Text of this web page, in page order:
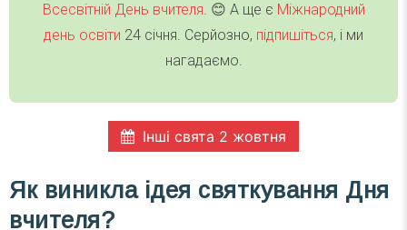
Всесвітній День вчителя. 😊 А ще є Міжнародний
день освіти 24 січня. Серйозно, підпишіться, і ми
нагадаємо.
Інші свята 2 жовтня
Як виникла ідея святкування Дня
вчителя?